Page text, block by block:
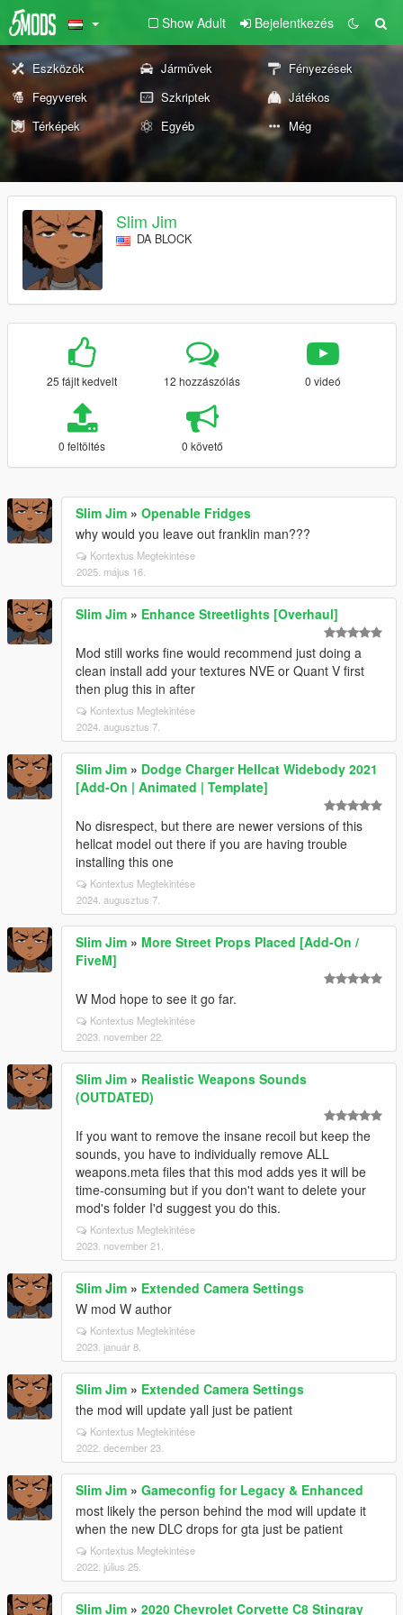
Show Adult Bejelentkezés
Eszközök Járművek
Fényezések
Fegyverek
Szkriptek
Játékos
Térképek
Egyéb Még
Slim Jim
DA BLOCK
25 fájlt kedvelt 12 hozzászólás 0 videó
0 feltöltés 0 követő
Slim Jim » Openable Fridges
why would you leave out franklin man???
Kontextus Megtekintése
2025. május 16.
Slim Jim » Enhance Streetlights [Overhaul]
Mod still works fine would recommend just doing a
clean install add your textures NVE or Quant V first
then plug this in after
Kontextus Megtekintése
2024. augusztus 7.
Slim Jim » Dodge Charger Hellcat Widebody 2021
[Add-On | Animated | Template]
No disrespect, but there are newer versions of this
hellcat model out there if you are having trouble
installing this one
Kontextus Megtekintése
2024. augusztus 7.
Slim Jim » More Street Props Placed [Add-On /
FiveM]
W Mod hope to see it go far.
Kontextus Megtekintése
2023. november 22.
Slim Jim » Realistic Weapons Sounds
(OUTDATED)
If you want to remove the insane recoil but keep the
sounds, you have to individually remove ALL
weapons.meta files that this mod adds yes it will be
time-consuming but if you don't want to delete your
mod's folder I'd suggest you do this.
Kontextus Megtekintése
2023. november 21.
Slim Jim » Extended Camera Settings
W mod W author
Kontextus Megtekintése
2023. január 8.
Slim Jim » Extended Camera Settings
the mod will update yall just be patient
Kontextus Megtekintése
2022. december 23.
Slim Jim » Gameconfig for Legacy & Enhanced
most likely the person behind the mod will update it
when the new DLC drops for gta just be patient
Kontextus Megtekintése
2022. július 25.
Slim Jim » 2020 Chevrolet Corvette C8 Stingray